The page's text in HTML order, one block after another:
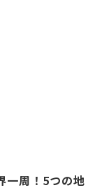
周！5つの地